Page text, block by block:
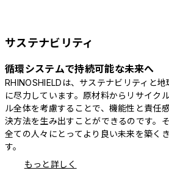
サステナビリティ
循環システムで持続可能な未来へ
RHINOSHIELDは、サステナビリティと
に尽力しています。原材料からリサイク
ル全体を考慮することで、機能性と責任
決方法を生み出すことができるのです。
全ての人々にとってより良い未来を築く
す。
もっと詳しく